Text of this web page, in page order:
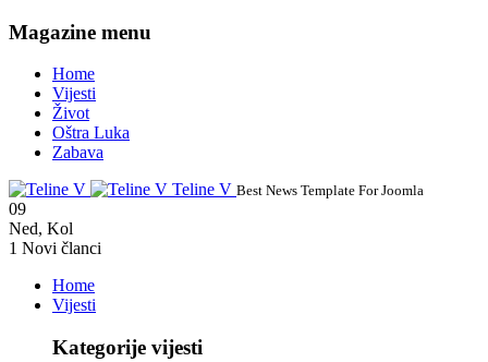
Magazine menu
Home
Vijesti
Život
Oštra Luka
Zabava
Teline V Best News Template For Joomla
09
Ned, Kol
1 Novi članci
Home
Vijesti
Kategorije vijesti